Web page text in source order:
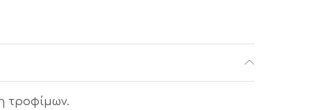
τροφίμων.